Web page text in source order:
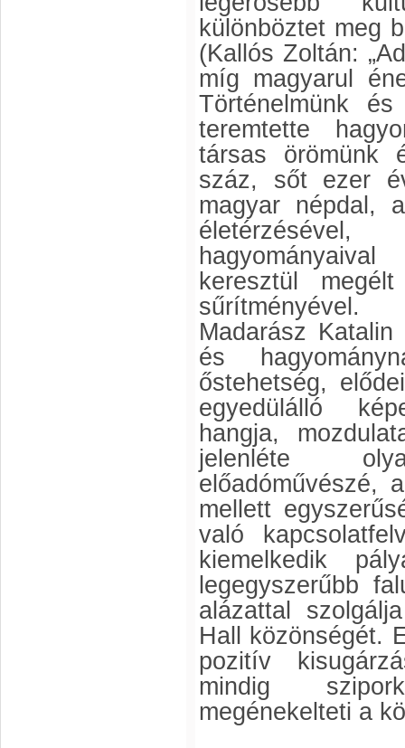
különböztet meg
(Kallós Zoltán:
míg magyarul
Történelmünk
teremtette
társas örömünk
száz, sőt ezer
magyar népdal,
keresztül
sűrítményével.
Madarász
és
őstehetség,
egyedülálló
hangja,
jelenléte
előadóművészé,
mellett
való
kiemelkedik
legegyszerűbb
alázattal
Hall közönségét.
pozitív
mindig
megénekelteti a